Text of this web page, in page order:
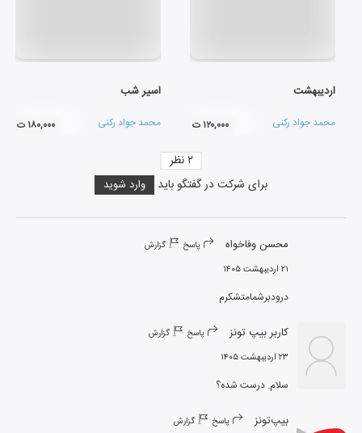
اردیبهشت
محمد جواد رکنی ۱۲۰,۰۰۰ ت
اسیر شب
محمد جواد رکنی ۱۸۰,۰۰۰ ت
برای شرکت در گفتگو باید وارد شوید
۲نظر
محسن وفاخواه پاسخ گزارش
۲۱ اردیبهشت ۱۴۰۵
درودبرشمامتشکرم
کاربر بیپ تونز پاسخ گزارش
۲۳ اردیبهشت ۱۴۰۵
سلام. درست شده؟
بیپ‌تونز پاسخ گزارش